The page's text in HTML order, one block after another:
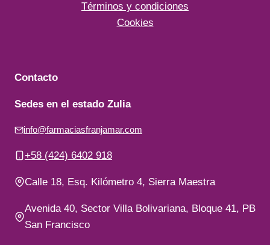
Términos y condiciones
Cookies
Contacto
Sedes en el estado Zulia
info@farmaciasfranjamar.com
+58 (424) 6402 918
Calle 18, Esq. Kilómetro 4, Sierra Maestra
Avenida 40, Sector Villa Bolivariana, Bloque 41, PB
San Francisco